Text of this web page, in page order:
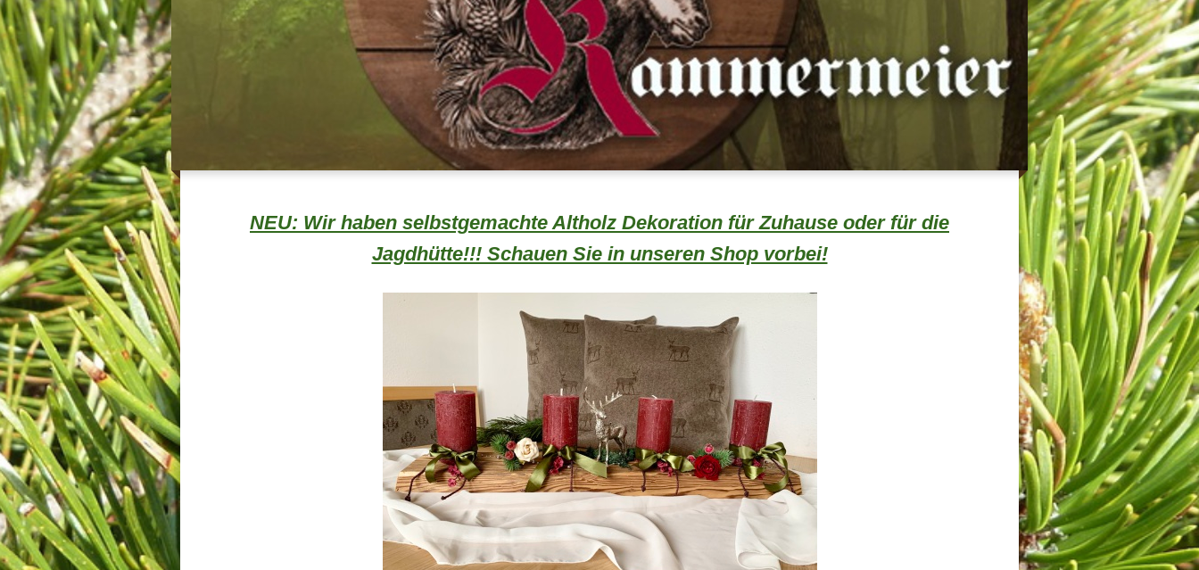
NEU: Wir haben selbstgemachte Altholz Dekoration für Zuhause oder für die
Jagdhütte!!! Schauen Sie in unseren Shop vorbei!